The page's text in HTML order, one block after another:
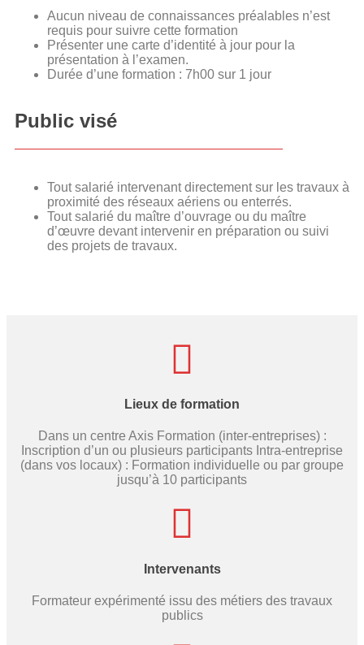
Aucun niveau de connaissances préalables n’est
requis pour suivre cette formation
Présenter une carte d’identité à jour pour la
présentation à l’examen.
Durée d’une formation : 7h00 sur 1 jour
Public visé
Tout salarié intervenant directement sur les travaux à
proximité des réseaux aériens ou enterrés.
Tout salarié du maître d’ouvrage ou du maître
d’œuvre devant intervenir en préparation ou suivi
des projets de travaux.
Lieux de formation
Dans un centre Axis Formation (inter-entreprises) :
Inscription d’un ou plusieurs participants Intra-entreprise
(dans vos locaux) : Formation individuelle ou par groupe
jusqu’à 10 participants
Intervenants
Formateur expérimenté issu des métiers des travaux
publics